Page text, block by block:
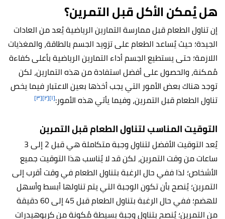
هل يُمكن الأكل قبل التمرين؟
إن تناول الطعام قبل ممارسة التمارين الرياضية يُعد من العادات
الجيدة؛ حيث يُساعد الطعام على تزويد الجسم بالطاقة، والمغذيات
اللازمة؛ حتى يستطيع الجسم أداء التمارين الرياضية بأعلى كفاءة
مُمكنة، والحصول على أفضل استفادة من هذه التمارين، لكن
توجد هناك بعض الأمور التي يجب أخذها بعين الاعتبار فيما يخص
تناول الطعام قبل التمرين، وفيما يأتي هذه الأمور:[١] [٢] [٣]
التوقيت المناسب لتناول الطعام قبل التمرين
يُعد التوقيت الأفضل لتناول وجبة متكاملة هي قبل 2 إلى 3
ساعات من وقت التمرين، لكن قد لا يُناسب هذا التوقيت جميع
الأشخاص؛ لذا ففي حال الرغبة بتناول الطعام في وقت أقرب إلى
التمرين؛ يُنصح بأن تكون الوجبة التي يتم تناولها أبسط وأسهل
للهضم؛ ففي حال الرغبة بتناول الطعام قبل 45 إلى 60 دقيقة
من التمرين؛ يُنصح بتناول وجبة بسيطة مُكونة من كربوهيدرات